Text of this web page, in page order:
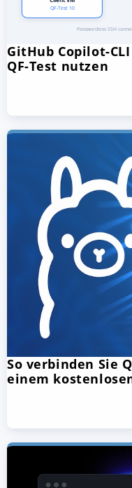
GitHub Copilot-
QF-Test nutzen
So verbinden Sie
einem